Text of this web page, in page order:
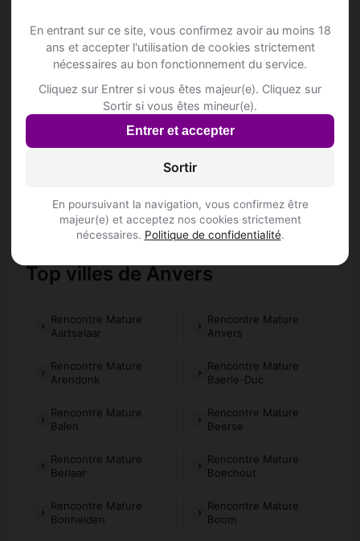
En entrant sur ce site, vous confirmez avoir au moins 18
ans et accepter l'utilisation de cookies strictement
nécessaires au bon fonctionnement du service.
Cliquez sur Entrer si vous êtes majeur(e). Cliquez sur
Sortir si vous êtes mineur(e).
Entrer et accepter
Sortir
En poursuivant la navigation, vous confirmez être
majeur(e) et acceptez nos cookies strictement
nécessaires. Politique de confidentialité.
Bold
Inscris-toi pour voir le n°
📍 Hôtelss 11
Top villes de Anvers
Rencontre Mature
Aartselaar
Rencontre Mature
Anvers
Rencontre Mature
Arendonk
Rencontre Mature
Baerle-Duc
Rencontre Mature
Balen
Rencontre Mature
Beerse
Rencontre Mature
Berlaar
Rencontre Mature
Boechout
Rencontre Mature
Bonheiden
Rencontre Mature
Boom